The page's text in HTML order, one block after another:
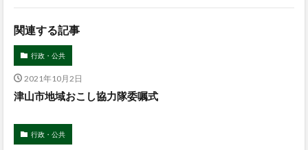
関連する記事
行政・公共
2021年10月2日
津山市地域おこし協力隊委嘱式
行政・公共